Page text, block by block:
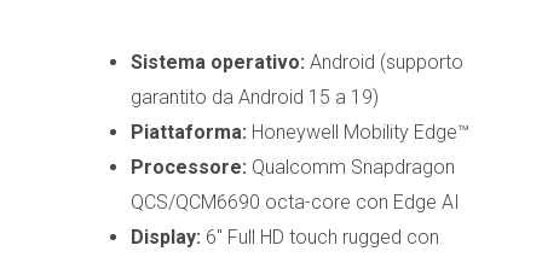
Sistema operativo: Android (supporto
garantito da Android 15 a 19)
Piattaforma: Honeywell Mobility Edge™
Processore: Qualcomm Snapdragon
QCS/QCM6690 octa-core con Edge AI
Display: 6″ Full HD touch rugged con